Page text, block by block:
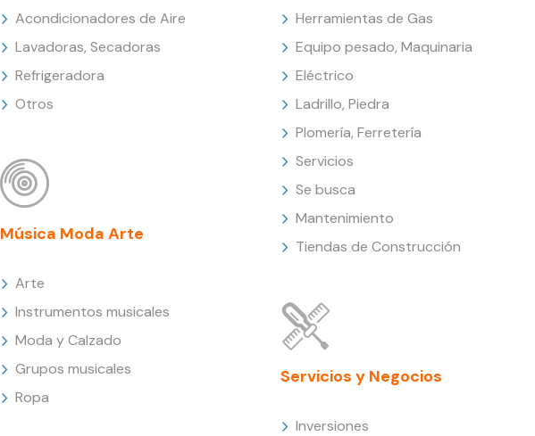
Acondicionadores de Aire
Lavadoras, Secadoras
Refrigeradora
Otros
Música Moda Arte
Arte
Instrumentos musicales
Moda y Calzado
Grupos musicales
Ropa
Herramientas de Gas
Equipo pesado, Maquinaria
Eléctrico
Ladrillo, Piedra
Plomería, Ferretería
Servicios
Se busca
Mantenimiento
Tiendas de Construcción
Servicios y Negocios
Inversiones